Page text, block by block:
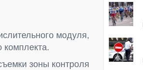
модуля,
комплекта.
зоны контроля